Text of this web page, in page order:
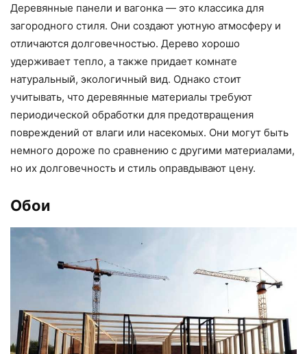
Деревянные панели и вагонка — это классика для
загородного стиля. Они создают уютную атмосферу и
отличаются долговечностью. Дерево хорошо
удерживает тепло, а также придает комнате
натуральный, экологичный вид. Однако стоит
учитывать, что деревянные материалы требуют
периодической обработки для предотвращения
повреждений от влаги или насекомых. Они могут быть
немного дороже по сравнению с другими материалами,
но их долговечность и стиль оправдывают цену.
Обои